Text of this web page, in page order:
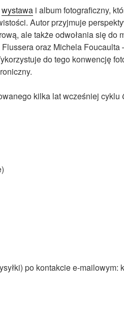
wystawa i album fotograficzny,
Autor przyjmuje
ale także odwołania się do
oraz Michela Foucaulta
do tego konwencję
kilka lat wcześniej cyklu
po kontakcie e-mailowym: